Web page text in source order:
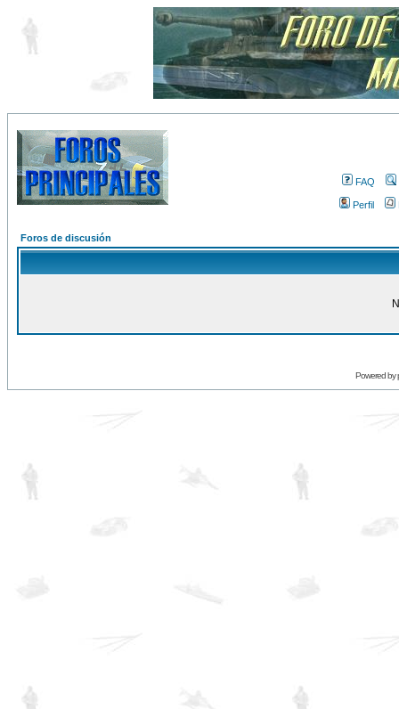
FAQ
Perfil
Foros de discusión
Powered by